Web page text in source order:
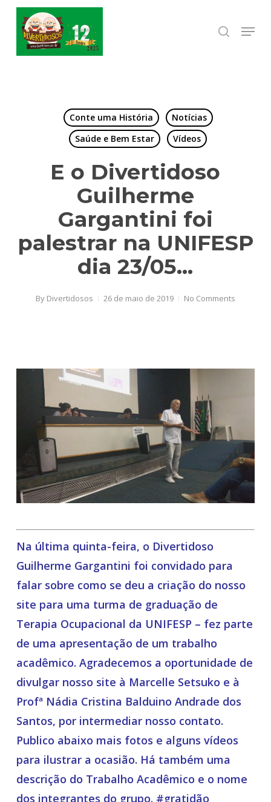
content
search
Menu
Conte uma História
Notícias
Saúde e Bem Estar
Vídeos
E o Divertidoso
Guilherme
Gargantini foi
palestrar na UNIFESP
dia 23/05…
By Divertidosos 26 de maio de 2019 No Comments
Na última quinta-feira, o Divertidoso
Guilherme Gargantini foi convidado para
falar sobre como se deu a criação do nosso
site para uma turma de graduação de
Terapia Ocupacional da UNIFESP – fez parte
de uma apresentação de um trabalho
acadêmico. Agradecemos a oportunidade de
divulgar nosso site à Marcelle Setsuko e à
Profª Nádia Cristina Balduino Andrade dos
Santos, por intermediar nosso contato.
Publico abaixo mais fotos e alguns vídeos
para ilustrar a ocasião. Há também uma
descrição do Trabalho Acadêmico e o nome
dos integrantes do grupo. #gratidão
Close